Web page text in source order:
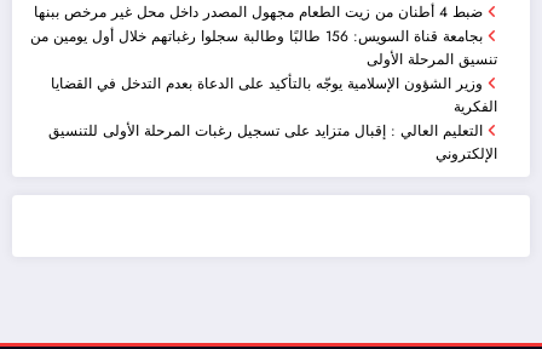
ضبط 4 أطنان من زيت الطعام مجهول المصدر داخل محل غير مرخص ببنها
بجامعة قناة السويس: 156 طالبًا وطالبة سجلوا رغباتهم خلال أول يومين من
تنسيق المرحلة الأولى
وزير الشؤون الإسلامية يوجّه بالتأكيد على الدعاة بعدم التدخل في القضايا
الفكرية
التعليم العالي : إقبال متزايد على تسجيل رغبات المرحلة الأولى للتنسيق
الإلكتروني